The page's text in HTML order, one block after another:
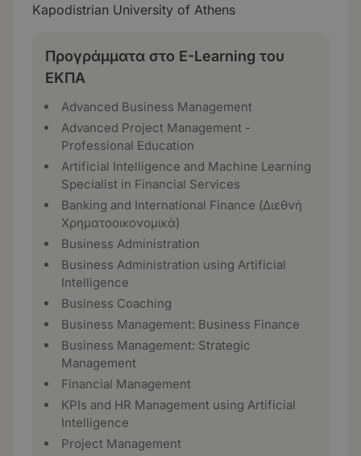
Kapodistrian University of Athens
Προγράμματα στο E-Learning του
ΕΚΠΑ
Advanced Business Management
Advanced Project Management -
Professional Education
Artificial Intelligence and Machine Learning
Specialist in Financial Services
Banking and International Finance (Διεθνή
Χρηματοοικονομικά)
Business Administration
Business Administration using Artificial
Intelligence
Business Coaching
Business Management: Business Finance
Business Management: Strategic
Management
Financial Management
KPIs and HR Management using Artificial
Intelligence
Project Management